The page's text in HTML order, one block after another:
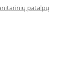
patalpų